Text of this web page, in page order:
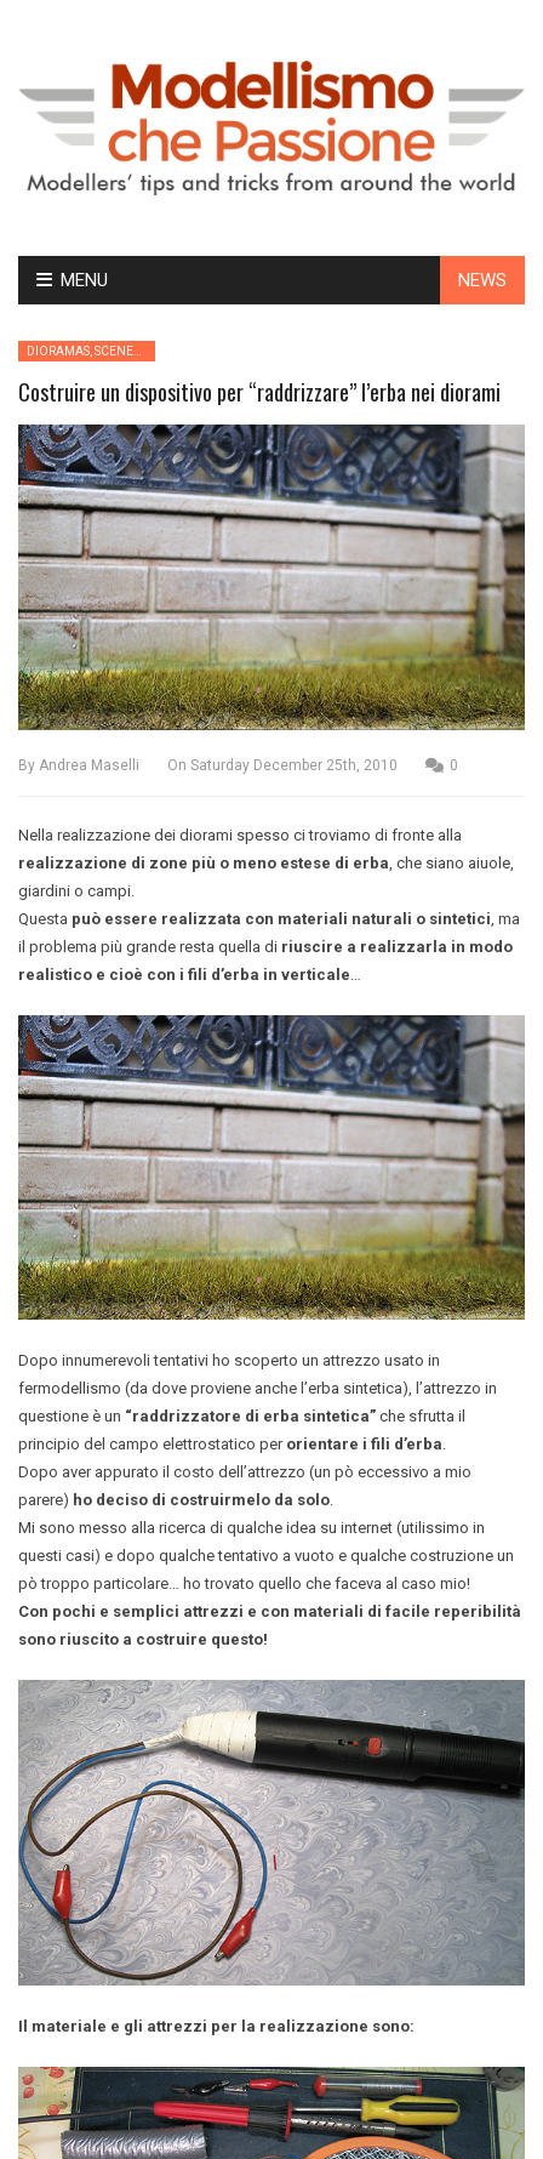
MENU NEWS
Costruire un dispositivo per “raddrizzare” l’erba nei diorami
By Andrea Maselli On Saturday December 25th, 2010 0
Nella realizzazione dei diorami spesso ci troviamo di fronte alla
realizzazione di zone più o meno estese di erba , che siano aiuole,
giardini o campi.
Questa può essere realizzata con materiali naturali o sintetici , ma
il problema più grande resta quella di riuscire a realizzarla in modo
realistico e cioè con i fili d’erba in verticale
Dopo innumerevoli tentativi ho scoperto un attrezzo usato in
fermodellismo (da dove proviene anche l’erba sintetica), l’attrezzo in
questione è un “raddrizzatore di erba sintetica” che sfrutta il
principio del campo elettrostatico per orientare i fili d’erba.
Dopo aver appurato il costo dell’attrezzo (un pò eccessivo a mio
parere) ho deciso di costruirmelo da solo.
Mi sono messo alla ricerca di qualche idea su internet (utilissimo in
questi casi) e dopo qualche tentativo a vuoto e qualche costruzione un
pò troppo particolare… ho trovato quello che faceva al caso mio!
Con pochi e semplici attrezzi e con materiali di facile reperibilità
sono riuscito a costruire questo!
Il materiale e gli attrezzi per la realizzazione sono: